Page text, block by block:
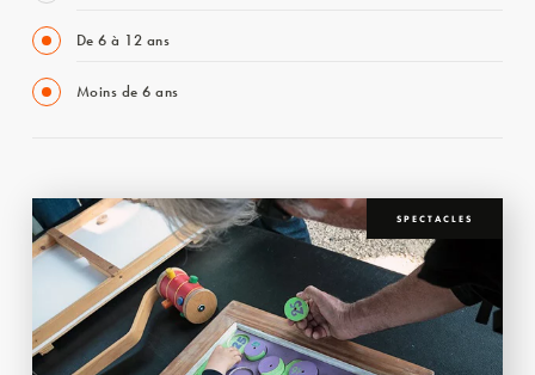
De 6 à 12 ans
Moins de 6 ans
SPECTACLES